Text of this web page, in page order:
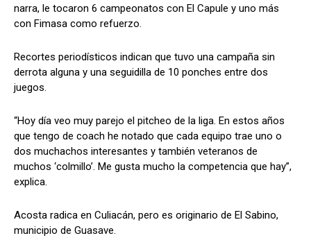
narra, le tocaron 6 campeonatos con El Capule y uno más
con Fimasa como refuerzo.
Recortes periodísticos indican que tuvo una campaña sin
derrota alguna y una seguidilla de 10 ponches entre dos
juegos.
“Hoy día veo muy parejo el pitcheo de la liga. En estos años
que tengo de coach he notado que cada equipo trae uno o
dos muchachos interesantes y también veteranos de
muchos ‘colmillo’. Me gusta mucho la competencia que hay”,
explica.
Acosta radica en Culiacán, pero es originario de El Sabino,
municipio de Guasave.